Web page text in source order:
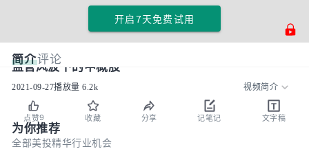
开启7天免费试用
简介评论
监管风波下的中概股
2021-09-27播放量 6.2k 视频简介
点赞9 收藏 分享 记笔记 文字稿
为你推荐
全部美投精华行业机会